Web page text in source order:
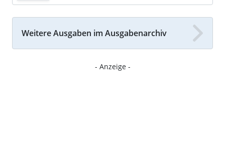
Weitere Ausgaben im Ausgabenarchiv
- Anzeige -